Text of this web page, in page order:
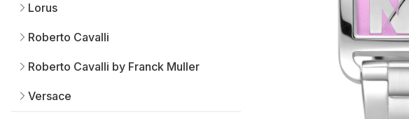
Lorus
Roberto Cavalli
Roberto Cavalli by Franck Muller
Versace